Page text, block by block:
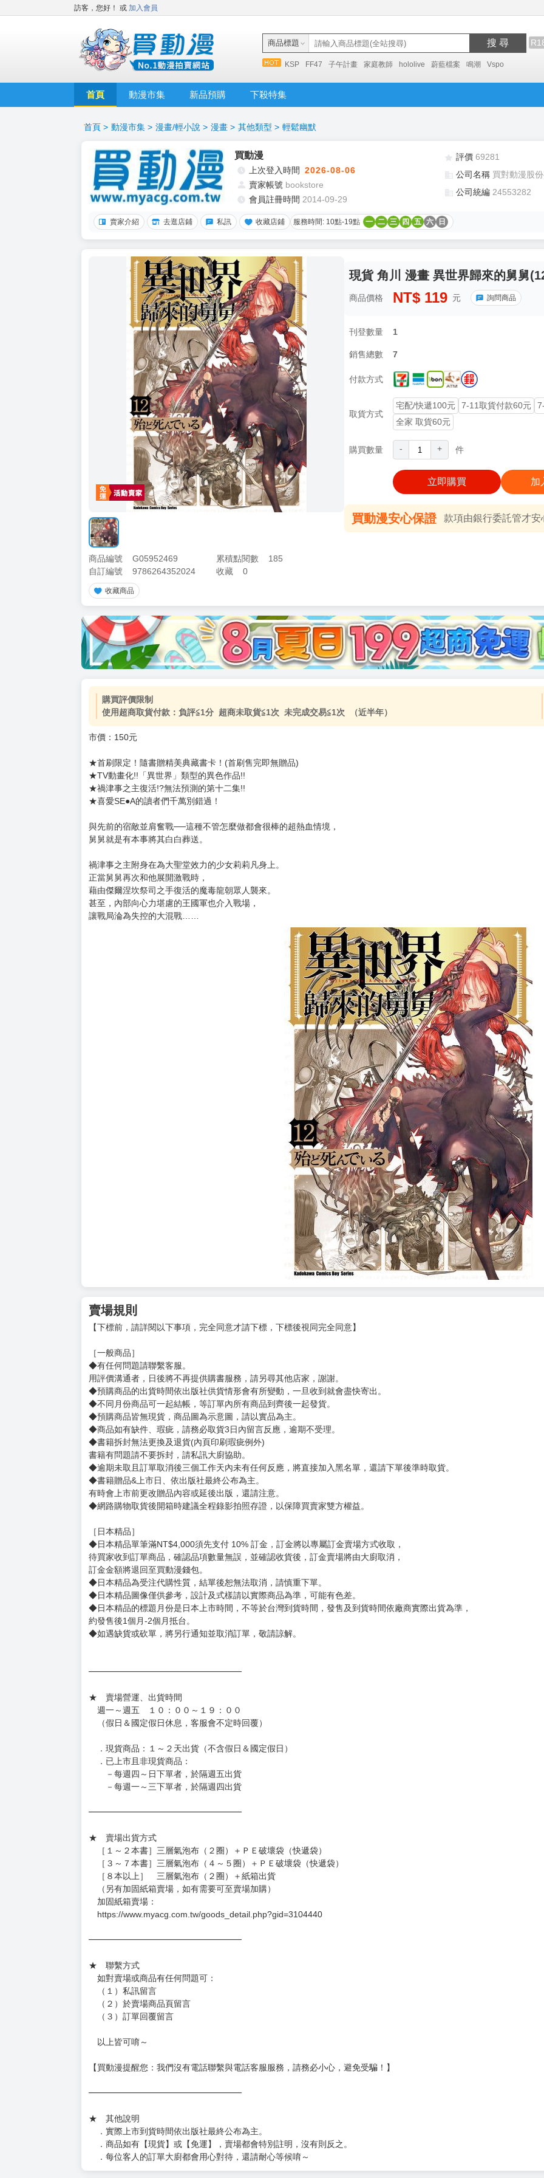
訪客，您好！ 或 加入會員
商品標題 搜 尋
KSP FF47 子午計畫 家庭教師 hololive 蔚藍檔案 鳴潮 Vspo
首頁 動漫市集 新品預購 下殺特集
首頁 > 動漫市集 > 漫畫/輕小說 > 漫畫 > 其他類型 > 輕鬆幽默
買動漫
上次登入時間 2026-08-06
賣家帳號 bookstore
會員註冊時間 2014-09-29
評價 69281
公司名稱 買對動漫股
公司統編 24553282
賣家介紹 去逛店鋪 私訊 收藏店鋪 服務時間: 10點-19點 一 二 三 四 五 六 日
商品編號 G05952469 累積點閱數
185
自訂編號
9786264352024 收藏 0
收藏商品
現貨 角川 漫畫 異世界歸來的舅舅
商品價格 NT$ 119 元 詢問商品
刊登數量 1
銷售總數 7
付款方式
取貨方式
宅配/快遞100元 7-11取貨付款60元
全家 取貨60元
購買數量 - + 件
立即購買 加
買動漫安心保證 款項由銀行委託管才安
加價購 ( 共
(加購品) 買動漫★《$15元-加固紙箱包裝》
-
+
購買評價限制
使用超商取貨付款：負評≦1分 超商未取貨≦1次 未完成交易≦1次 （近半年）
市價：150元
★首刷限定！隨書贈精美典藏書卡！(首刷售完即無贈品)
★TV動畫化!!「異世界」類型的異色作品!!
★禍津事之主復活!?無法預測的第十二集!!
與先前的宿敵並肩奮戰──這種不管怎麼做都會很棒的超熱血情境，
賣場規則
【下標前，請詳閱以下事項，完全同意才請下標，下標後視同完全同意】
［一般商品］
◆有任何問題請聯繫客服。
用評價溝通者，日後將不再提供購書服務，請另尋其他店家，謝謝。
◆不同月份商品可一起結帳，等訂單內所有商品到齊後一起發貨。
◆預購商品皆無現貨，商品圖為示意圖，請以實品為主。
◆商品如有缺件、瑕疵，請務必取貨3日內留言反應，逾期不受理。
◆書籍拆封無法更換及退貨(內頁印刷瑕疵例外)
書籍有問題請不要拆封，請私訊大廚協助。
◆逾期未取且訂單取消後三個工作天內未有任何反應，將直接加入黑名單，還請下單後準時取貨。
◆書籍贈品&上市日、依出版社最終公布為主。
有時會上市前更改贈品內容或延後出版，還請注意。
◆網路購物取貨後開箱時建議全程錄影拍照存證，以保障買賣家雙方權益。
訂金金額將退回至買動漫錢包。
◆日本精品為受注代購性質，結單後恕無法取消，請慎重下單。
◆日本精品圖像僅供參考，設計及式樣請以實際商品為準，可能有色差。
約發售後1個月-2個月抵台。
◆如遇缺貨或砍單，將另行通知並取消訂單，敬請諒解。
週一～週五 １０：００～１９：００
（假日＆國定假日休息，客服會不定時回覆）
．現貨商品：１～２天出貨（不含假日＆國定假日）
．已上市且非現貨商品：
－每週四～日下單者，於隔週五出貨
－每週一～三下單者，於隔週四出貨
★ 賣場出貨方式
［１～２本書］三層氣泡布（２圈）＋ＰＥ破壞袋（快遞袋）
［３～７本書］三層氣泡布（４～５圈）＋ＰＥ破壞袋（快遞袋）
［８本以上］ 三層氣泡布（２圈）＋紙箱出貨
（另有加固紙箱賣場，如有需要可至賣場加購）
https://www.myacg.com.tw/goods_detail.php?gid=3104440
━━━━━━━━━━━━━━━━━━
（１）私訊留言
（２）於賣場商品頁留言
（３）訂單回覆留言